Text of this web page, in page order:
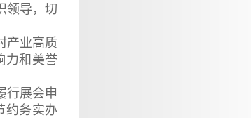
领导，切
产业高质
力和美誉
行展会申
约务实办